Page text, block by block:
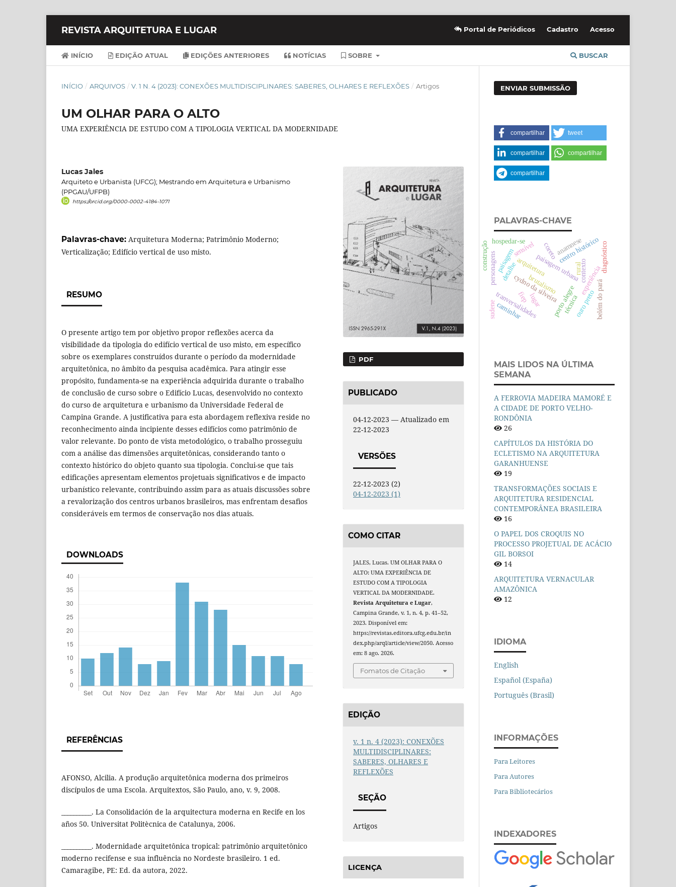
REVISTA ARQUITETURA E LUGAR
INÍCIO EDIÇÃO ATUAL EDIÇÕES ANTERIORES NOTÍCIAS SOBRE BUSCAR
Portal de Periódicos Cadastro Acesso
INÍCIO / ARQUIVOS / V. 1 N. 4 (2023): CONEXÕES MULTIDISCIPLINARES: SABERES, OLHARES E REFLEXÕES / Artigos
UM OLHAR PARA O ALTO
UMA EXPERIÊNCIA DE ESTUDO COM A TIPOLOGIA VERTICAL DA MODERNIDADE
Lucas Jales
Arquiteto e Urbanista (UFCG); Mestrando em Arquitetura e Urbanismo
(PPGAU/UFPB)
https://orcid.org/0000-0002-4184-1071
Palavras-chave: Arquitetura Moderna; Patrimônio Moderno;
Verticalização; Edifício vertical de uso misto.
RESUMO
O presente artigo tem por objetivo propor reflexões acerca da
visibilidade da tipologia do edifício vertical de uso misto, em específico
sobre os exemplares construídos durante o período da modernidade
arquitetônica, no âmbito da pesquisa acadêmica. Para atingir esse
propósito, fundamenta-se na experiência adquirida durante o trabalho
de conclusão de curso sobre o Edifício Lucas, desenvolvido no contexto
do curso de arquitetura e urbanismo da Universidade Federal de
Campina Grande. A justificativa para esta abordagem reflexiva reside no
reconhecimento ainda incipiente desses edifícios como patrimônio de
valor relevante. Do ponto de vista metodológico, o trabalho prosseguiu
com a análise das dimensões arquitetônicas, considerando tanto o
contexto histórico do objeto quanto sua tipologia. Conclui-se que tais
edificações apresentam elementos projetuais significativos e de impacto
urbanístico relevante, contribuindo assim para as atuais discussões sobre
a revalorização dos centros urbanos brasileiros, mas enfrentam desafios
consideráveis em termos de conservação nos dias atuais.
DOWNLOADS
REFERÊNCIAS
AFONSO, Alcilia. A produção arquitetônica moderna dos primeiros
discípulos de uma Escola. Arquitextos, São Paulo, ano, v. 9, 2008.
__________. La Consolidación de la arquitectura moderna en Recife en los
años 50. Universitat Politècnica de Catalunya, 2006.
__________. Modernidade arquitetônica tropical: patrimônio arquitetônico
moderno recifense e sua influência no Nordeste brasileiro. 1 ed.
Camaragibe, PE: Ed. da autora, 2022.
PDF
PUBLICADO
04-12-2023 — Atualizado em
22-12-2023
VERSÕES
22-12-2023 (2)
04-12-2023 (1)
COMO CITAR
JALES, Lucas. UM OLHAR PARA O
ALTO: UMA EXPERIÊNCIA DE
ESTUDO COM A TIPOLOGIA
VERTICAL DA MODERNIDADE.
Revista Arquitetura e Lugar,
Campina Grande, v. 1, n. 4, p. 41–52,
2023. Disponível em:
https://revistas.editora.ufcg.edu.br/in
dex.php/arql/article/view/2050. Acesso
em: 8 ago. 2026.
Fomatos de Citação
EDIÇÃO
v. 1 n. 4 (2023): CONEXÕES
MULTIDISCIPLINARES:
SABERES, OLHARES E
REFLEXÕES
SEÇÃO
Artigos
LICENÇA
ENVIAR SUBMISSÃO
compartilhar tweet
compartilhar compartilhar
compartilhar
PALAVRAS-CHAVE
brutalismo
fiep
cydno da silveira
paisagem urbana
porto alegre
centro histórico
arquitetura
lugar
tranversalidades
detalhe contexto
paisagem ruralexperiência
sensível
belém do pará
técnica
personagens
construção
sudene
coreto
ouro preto
anamnese diagnóstico
hospedar-se
caminhar
MAIS LIDOS NA ÚLTIMA
SEMANA
A FERROVIA MADEIRA MAMORÉ E
A CIDADE DE PORTO VELHO-
RONDÔNIA
26
CAPÍTULOS DA HISTÓRIA DO
ECLETISMO NA ARQUITETURA
GARANHUENSE
19
TRANSFORMAÇÕES SOCIAIS E
ARQUITETURA RESIDENCIAL
CONTEMPORÂNEA BRASILEIRA
16
O PAPEL DOS CROQUIS NO
PROCESSO PROJETUAL DE ACÁCIO
GIL BORSOI
14
ARQUITETURA VERNACULAR
AMAZÔNICA
12
IDIOMA
English
Español (España)
Português (Brasil)
INFORMAÇÕES
Para Leitores
Para Autores
Para Bibliotecários
INDEXADORES